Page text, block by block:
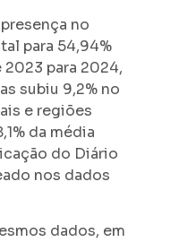
no
para 54,94%
para 2024,
subiu 9,2% no
e regiões
da média
do Diário
nos dados
dados, em